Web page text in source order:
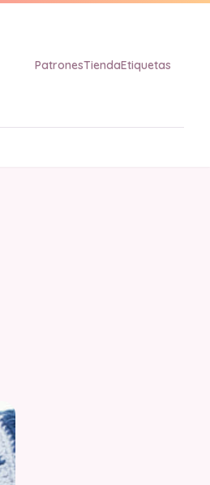
PatronesTiendaEtiquetas